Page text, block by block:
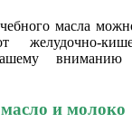
масла
желудочно-
вниманию
и молоко